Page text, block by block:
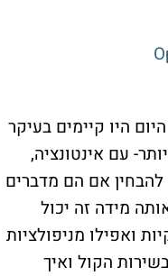
היו קיימים בעיקר
עם אינטונציה,
להבחין אם הם מדברים
מידה זה יכול
ואפילו מניפולציות
הקול ואיך